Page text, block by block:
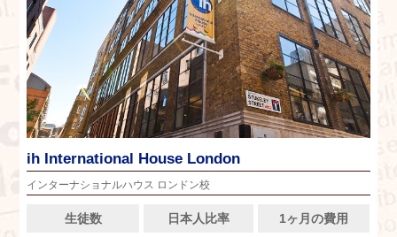
ih International House London
インターナショナルハウス ロンドン校
生徒数 日本人比率
1ヶ月の費用